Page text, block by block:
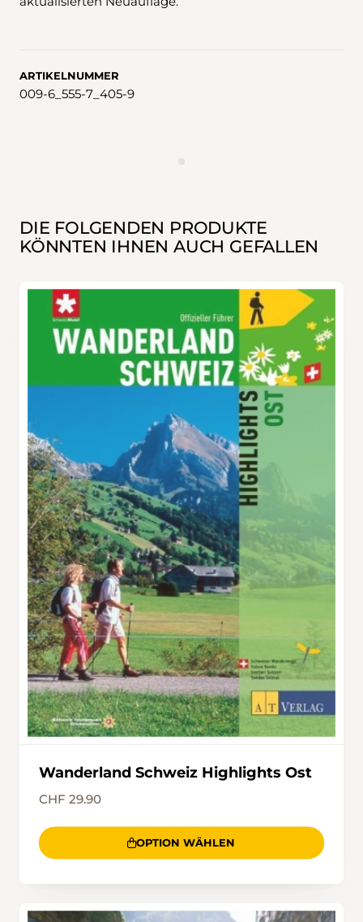
ARTIKELNUMMER
009-6_555-7_405-9
DIE FOLGENDEN PRODUKTE
KÖNNTEN IHNEN AUCH GEFALLEN
Wanderland Schweiz Highlights Ost
CHF 29.90
OPTION WÄHLEN